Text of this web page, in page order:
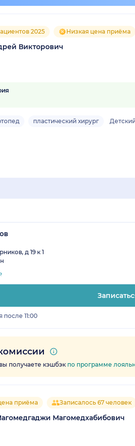
2025 Низкая цена приёма
Викторович
пластический хирург
д 19 к 1
11:00
получаете кэшбэк по программе
приёма Записалось 67 человек
Магомедхабибович